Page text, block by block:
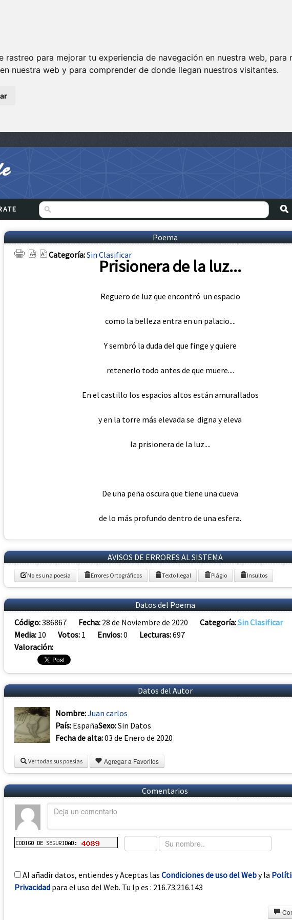
rastreo para mejorar tu experiencia de navegación en nuestra web,
nuestra web y para comprender de donde llegan nuestros visitantes.
Poema
Categoría:Sin Clasificar
Prisionera de la luz...
Reguero de luz que encontró un espacio
como la belleza entra en un palacio....
Y sembró la duda del que finge y quiere
retenerlo todo antes de que muere....
En el castillo los espacios altos están amurallados
y en la torre más elevada se digna y eleva
la prisionera de la luz....
De una peña oscura que tiene una cueva
de lo más profundo dentro de una esfera.
AVISOS DE ERRORES AL SISTEMA
No es una poesia Errores Ortográficos Texto Ilegal Plágio Insultos
Datos del Poema
Código:386867 Fecha: 28 de Noviembre de 2020 Categoría:Sin Clasificar
Media: 10 Votos: 1 Envios:0 Lecturas:697
Valoración:
Datos del Autor
Nombre:Juan carlos
País: EspañaSexo:Sin Datos
Fecha de alta:03 de Enero de 2020
Ver todas sus poesías Agregar a Favoritos
Comentarios
Al añadir datos, entiendes y Aceptas las Condiciones de uso del Weby la
Privacidad para el uso del Web. Tu Ip es : 216.73.216.143